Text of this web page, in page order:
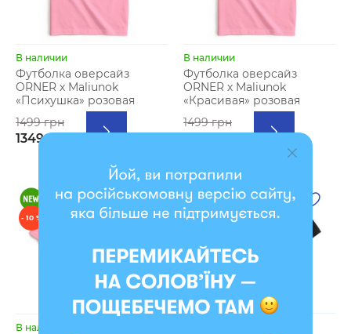
В наличии
Футболка оверсайз
ORNER х Maliunok
«Психушка» розовая
1499 грн
1349 грн
В наличии
Футболка оверсайз
ORNER х Maliunok
«Красивая» розовая
1499 грн
- 10 %
В наличии
- 10 %